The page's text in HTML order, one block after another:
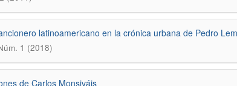
latinoamericano en la crónica urbana de Pedro
1 (2018)
de Carlos Monsiváis